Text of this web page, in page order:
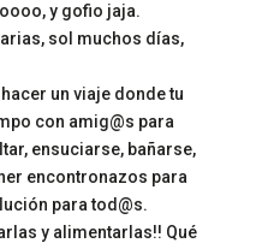
y gofio jaja.
sol muchos días,
un viaje donde tu
con amig@s para
ensuciarse, bañarse,
encontronazos para
para tod@s.
y alimentarlas!! Qué